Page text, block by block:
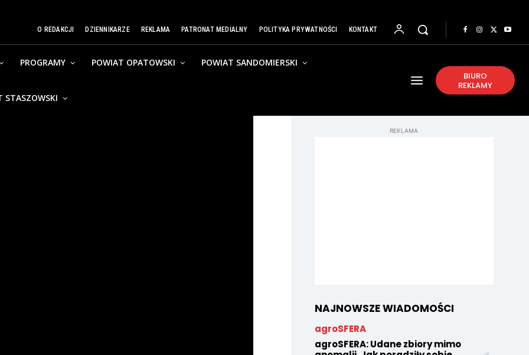
O REDAKCJI DZIENNIKARZE REKLAMA PATRONAT MEDIALNY POLITYKA PRYWATNOŚCI KONTAKT
PROGRAMY POWIAT OPATOWSKI POWIAT SANDOMIERSKI
STASZOWSKI
BIURO
REKLAMY
REKLAMA
NAJNOWSZE WIADOMOŚCI
agroSFERA
agroSFERA: Udane zbiory mimo